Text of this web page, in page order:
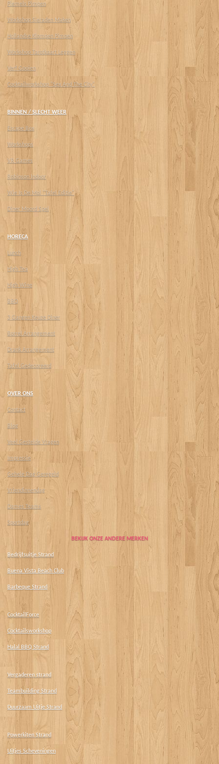
Piemels Pimpen
Workshop Sieraden Maken
Hollandse Klompen Pimpen
Workshop Tarotkaart Leggen
Verf Gooien
Cocktailworkshop "Sex And The City"
BINNEN / SLECHT WEER
Escape Box
Workshops
VR Games
Robinson Indoor
Wie Is De Mol "Tafel Editie"
Diner Moord Spel
HORECA
Lunch
High Tea
High Wine
BBQ
3 Gangen Keuze Diner
Borrel Arrangement
Drank Arrangement
Tafel Gedecoreerd
OVER ONS
Contact
Blog
Veel Gestelde Vragen
Impressie
Gehele Dag Geregeld
Vriendinnendag
Dames Teams
Sportdag
BEKIJK ONZE ANDERE MERKEN
Bedrijfsuitje Strand
Buena Vista Beach Club
Barbeque Strand
CocktailForce
Cocktailsworkshop
Halal BBQ Strand
Vergaderen strand
Teambuilding Strand
Duurzaam Uitje Strand
Powerkiten Strand
Uitjes Scheveningen